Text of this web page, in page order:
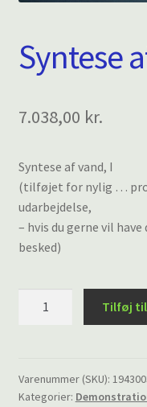
Syntese
7.038,00 kr.
Syntese af vand, I
(tilføjet for nylig …
udarbejdelse,
– hvis du gerne vil
besked)
antal
Tilføj
Varenummer (SKU):
Kategorier: